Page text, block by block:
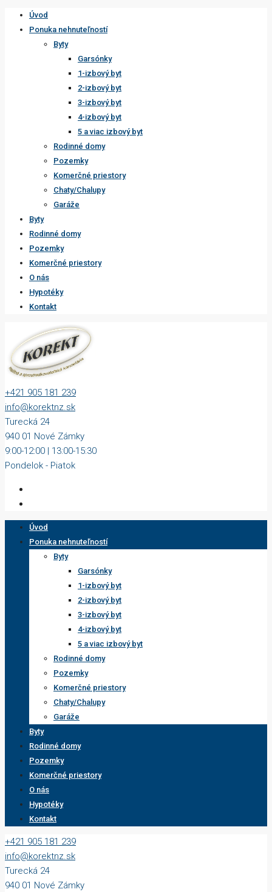
Úvod
Ponuka nehnuteľností
Byty
Garsónky
1-izbový byt
2-izbový byt
3-izbový byt
4-izbový byt
5 a viac izbový byt
Rodinné domy
Pozemky
Komerčné priestory
Chaty/Chalupy
Garáže
Byty
Rodinné domy
Pozemky
Komerčné priestory
O nás
Hypotéky
Kontakt
+421 905 181 239
info@korektnz.sk
Turecká 24
940 01 Nové Zámky
9:00-12:00 | 13:00-15:30
Pondelok - Piatok
Úvod
Ponuka nehnuteľností
Byty
Garsónky
1-izbový byt
2-izbový byt
3-izbový byt
4-izbový byt
5 a viac izbový byt
Rodinné domy
Pozemky
Komerčné priestory
Chaty/Chalupy
Garáže
Byty
Rodinné domy
Pozemky
Komerčné priestory
O nás
Hypotéky
Kontakt
+421 905 181 239
info@korektnz.sk
Turecká 24
940 01 Nové Zámky